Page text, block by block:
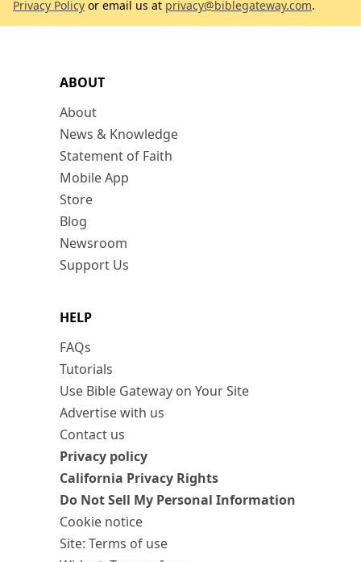
ABOUT
About
News & Knowledge
Statement of Faith
Mobile App
Store
Blog
Newsroom
Support Us
HELP
FAQs
Tutorials
Use Bible Gateway on Your Site
Advertise with us
Contact us
Privacy policy
California Privacy Rights
Do Not Sell My Personal Information
Cookie notice
Site: Terms of use
Privacy Policy or email us at privacy@biblegateway.com.